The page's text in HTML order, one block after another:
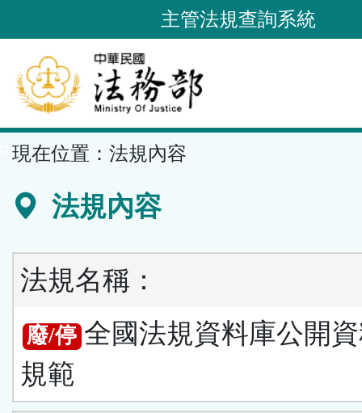
到
要
內
容
區
主管法規查詢系統
現在位置： 法規內容
法規內容
法規名稱：
廢/停 全國法規資料庫公開
規範